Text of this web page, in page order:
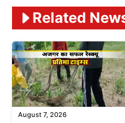
Related
August 7, 2026